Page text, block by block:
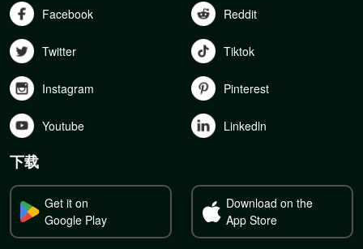
Facebook Reddit
Twitter Tiktok
Instagram Pinterest
Youtube Linkedln
下载
Get it on
Google Play
Download on the
App Store